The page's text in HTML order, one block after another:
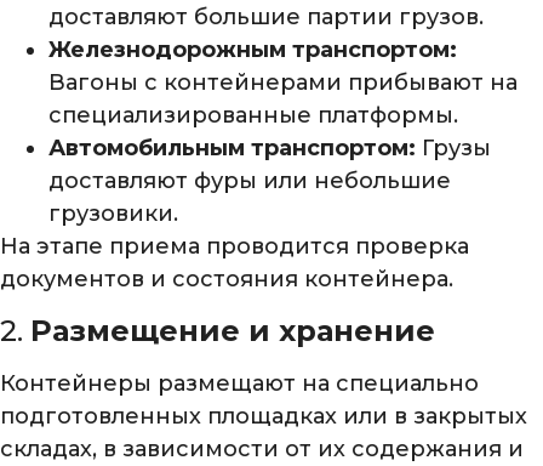
доставляют большие партии грузов.
Железнодорожным транспортом:
Вагоны с контейнерами прибывают на
специализированные платформы.
Автомобильным транспортом: Грузы
доставляют фуры или небольшие
грузовики.
На этапе приема проводится проверка
документов и состояния контейнера.
2. Размещение и хранение
Контейнеры размещают на специально
подготовленных площадках или в закрытых
складах, в зависимости от их содержания и